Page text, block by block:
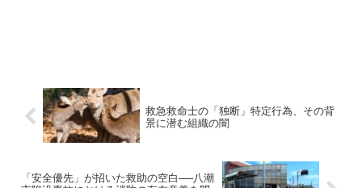
救急救命士の「独断」特定行為、その背
景に潜む組織の闇
「安全優先」が招いた救助の空白──八潮